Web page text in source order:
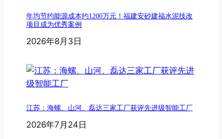
年均节约能源成本约1200万元！福建安砂建福水泥技改
项目成为优秀案例
2026年8月3日
江苏：海螺、山河、磊达三家工厂获评先进级智能工厂
2026年7月24日